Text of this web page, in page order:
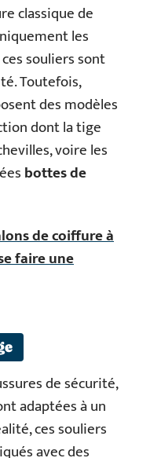
classique de
les
souliers sont
Toutefois,
des modèles
dont la tige
voire les
bottes de
de coiffure à
faire une
de sécurité,
adaptées à un
ces souliers
avec des